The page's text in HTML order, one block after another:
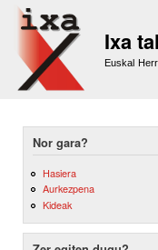
Ixa
Euskal
Nor gara?
Hasiera
Aurkezpena
Kideak